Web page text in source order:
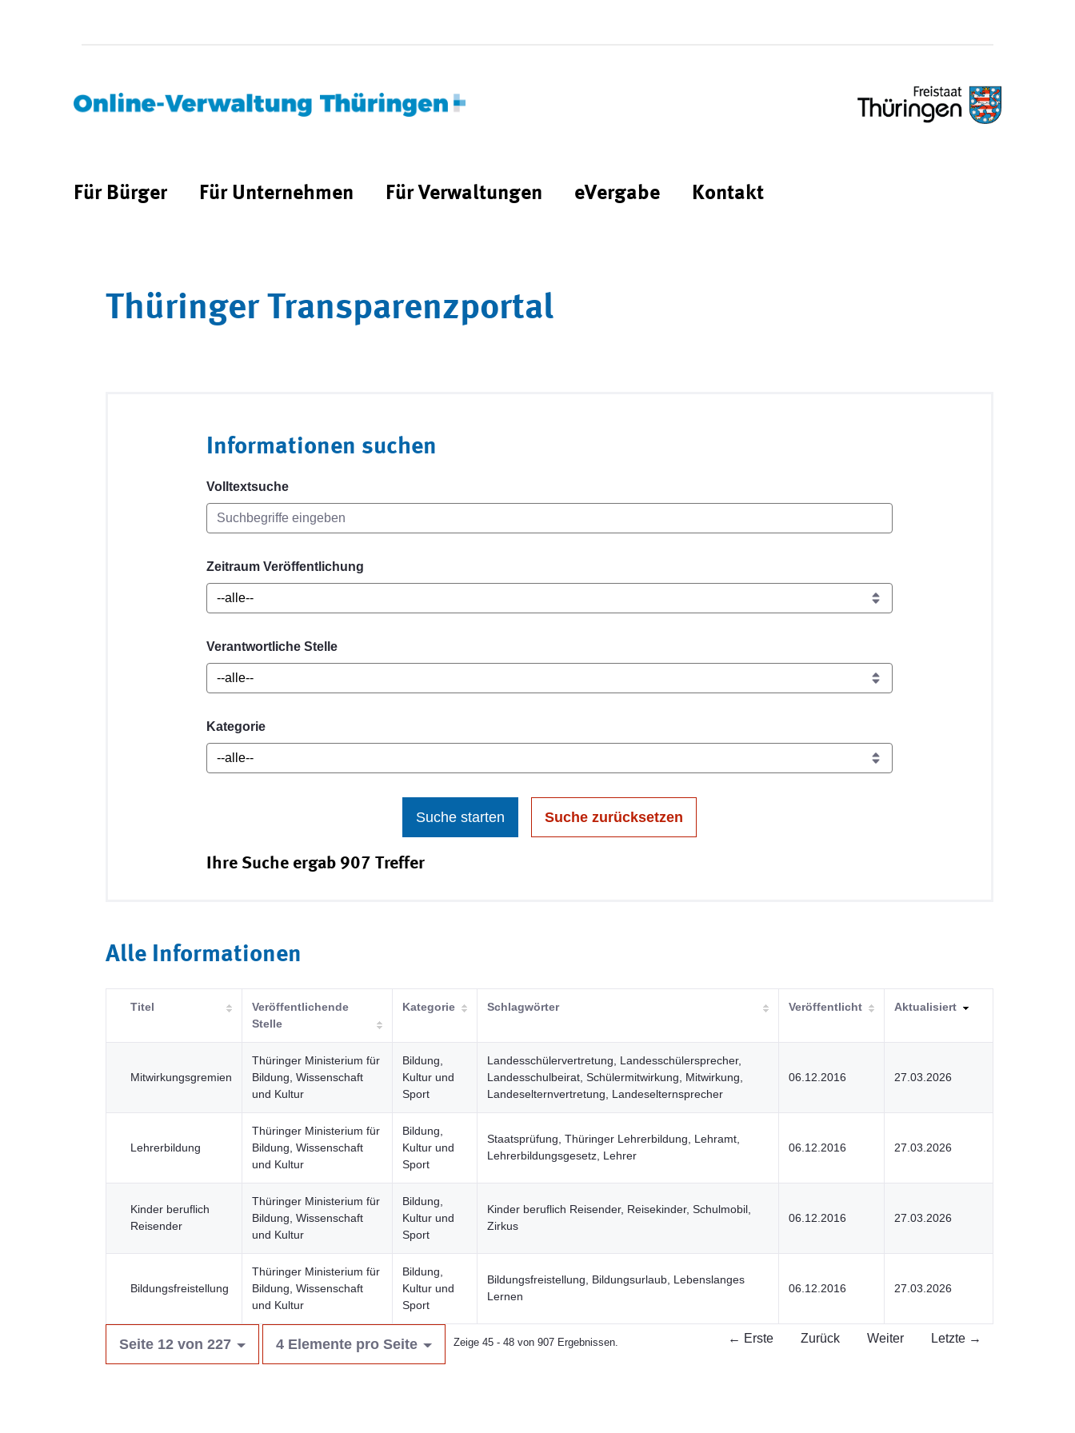
Für Bürger Für Unternehmen Für Verwaltungen eVergabe Kontakt
Thüringer Transparenzportal
Informationen suchen
Volltextsuche
Zeitraum Veröffentlichung
Verantwortliche Stelle
Kategorie
Suche starten Suche zurücksetzen
Ihre Suche ergab 907 Treffer
Alle Informationen
Titel
Veröffentlichende
Stelle
Kategorie Schlagwörter Veröffentlicht Aktualisiert
Mitwirkungsgremien
Thüringer Ministerium für
Bildung, Wissenschaft
und Kultur
Bildung,
Kultur und
Sport
Landesschülervertretung, Landesschülersprecher,
Landesschulbeirat, Schülermitwirkung, Mitwirkung,
Landeselternvertretung, Landeselternsprecher
06.12.2016 27.03.2026
Lehrerbildung
Thüringer Ministerium für
Bildung, Wissenschaft
und Kultur
Bildung,
Kultur und
Sport
Staatsprüfung, Thüringer Lehrerbildung, Lehramt,
Lehrerbildungsgesetz, Lehrer
06.12.2016 27.03.2026
Kinder beruflich
Reisender
Thüringer Ministerium für
Bildung, Wissenschaft
und Kultur
Bildung,
Kultur und
Sport
Kinder beruflich Reisender, Reisekinder, Schulmobil,
Zirkus
06.12.2016 27.03.2026
Bildungsfreistellung
Thüringer Ministerium für
Bildung, Wissenschaft
und Kultur
Bildung,
Kultur und
Sport
Bildungsfreistellung, Bildungsurlaub, Lebenslanges
Lernen
06.12.2016 27.03.2026
Seite 12 von 227 4 Elemente pro Seite Zeige 45 - 48 von 907 Ergebnissen. ← Erste Zurück Weiter Letzte →